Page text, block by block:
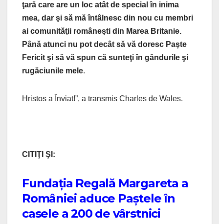
ţară care are un loc atât de special în inima
mea, dar şi să mă întâlnesc din nou cu membri
ai comunităţii româneşti din Marea Britanie.
Până atunci nu pot decât să vă doresc Paşte
Fericit şi să vă spun că sunteţi în gândurile şi
rugăciunile mele.
Hristos a Înviat!”, a transmis Charles de Wales.
CITIŢI ŞI:
Fundația Regală Margareta a
României aduce Paștele în
casele a 200 de vârstnici